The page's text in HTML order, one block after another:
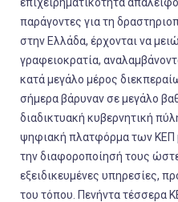
παράγοντες για τη
στην Ελλάδα, έρχονται να
γραφειοκρατία,
κατά μεγάλο μέρος
σήμερα βάρυναν σε μεγάλο
διαδικτυακή κυβερνητική
ψηφιακή πλατφόρμα των ΚΕΠ
την διαφοροποίησή τους
εξειδικευμένες υπηρεσίες,
του τόπου. Πενήντα τέσσερα